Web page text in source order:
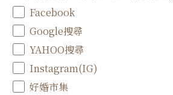
Facebook
Google搜尋
YAHOO搜尋
Instagram(IG)
好婚市集